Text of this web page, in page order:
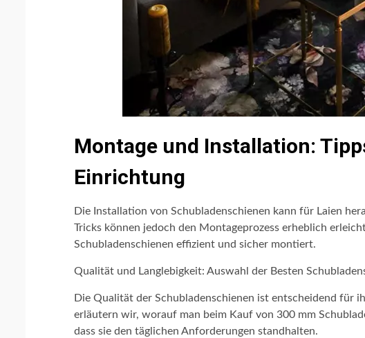
Montage und Installation:
Einrichtung
Die Installation von Schubladenschienen kann für Laien
Tricks können jedoch den Montageprozess erheblich
Schubladenschienen effizient und sicher montiert.
Qualität und Langlebigkeit: Auswahl der Besten
Die Qualität der Schubladenschienen ist entscheidend für
erläutern wir, worauf man beim Kauf von 300 mm
dass sie den täglichen Anforderungen standhalten.